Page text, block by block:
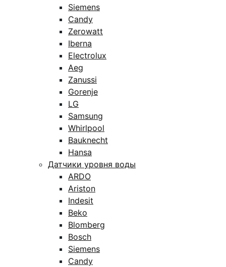
Siemens
Candy
Zerowatt
Iberna
Electrolux
Aeg
Zanussi
Gorenje
LG
Samsung
Whirlpool
Bauknecht
Hansa
Датчики уровня воды
ARDO
Ariston
Indesit
Beko
Blomberg
Bosch
Siemens
Candy